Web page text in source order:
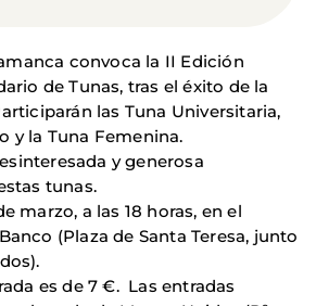
convoca la II Edición
de Tunas, tras el éxito de la
las Tuna Universitaria,
y la Tuna Femenina.
y generosa
tunas.
marzo, a las 18 horas, en el
(Plaza de Santa Teresa, junto
es de 7 €. Las entradas